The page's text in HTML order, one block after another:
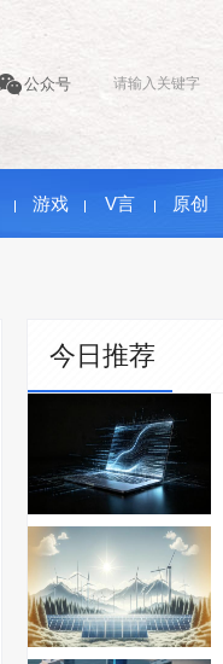
公众号
游戏 V言 原创
今日推荐